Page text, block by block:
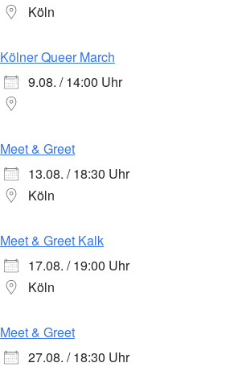
Köln
Kölner Queer March
9.08. / 14:00 Uhr
Meet & Greet
13.08. / 18:30 Uhr
Köln
Meet & Greet Kalk
17.08. / 19:00 Uhr
Köln
Meet & Greet
27.08. / 18:30 Uhr